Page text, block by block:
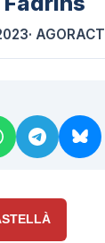
· AGORACT